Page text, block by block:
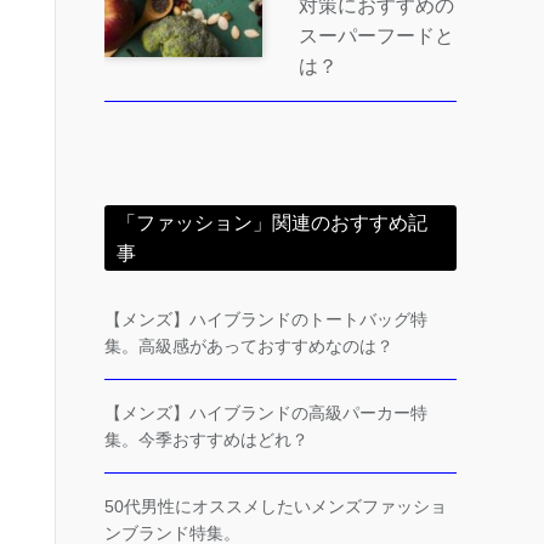
対策におすすめの
スーパーフードと
は？
「ファッション」関連のおすすめ記
事
【メンズ】ハイブランドのトートバッグ特
集。高級感があっておすすめなのは？
【メンズ】ハイブランドの高級パーカー特
集。今季おすすめはどれ？
50代男性にオススメしたいメンズファッショ
ンブランド特集。